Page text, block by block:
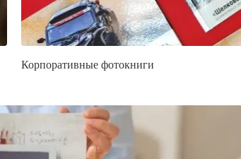
Корпоративные фотокниги